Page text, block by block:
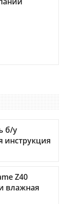
б/у
инструкция
Z40
влажная